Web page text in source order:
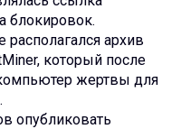
блокировок.
архив
который после
жертвы для
опубликовать